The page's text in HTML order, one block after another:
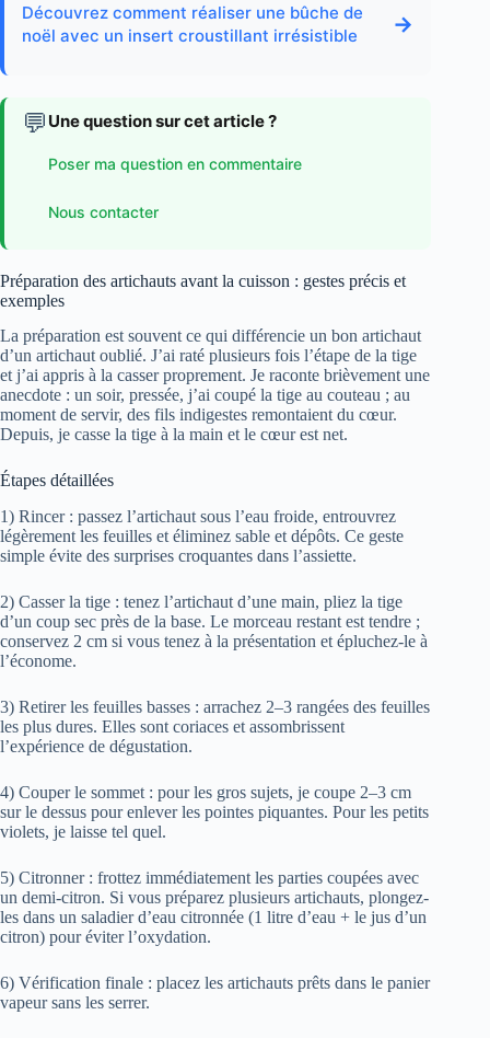
Découvrez comment réaliser une bûche de
noël avec un insert croustillant irrésistible
→
💬 Une question sur cet article ?
Poser ma question en commentaire
Nous contacter
Préparation des artichauts avant la cuisson : gestes précis et
exemples
La préparation est souvent ce qui différencie un bon artichaut
d’un artichaut oublié. J’ai raté plusieurs fois l’étape de la tige
et j’ai appris à la casser proprement. Je raconte brièvement une
anecdote : un soir, pressée, j’ai coupé la tige au couteau ; au
moment de servir, des fils indigestes remontaient du cœur.
Depuis, je casse la tige à la main et le cœur est net.
Étapes détaillées
1) Rincer : passez l’artichaut sous l’eau froide, entrouvrez
légèrement les feuilles et éliminez sable et dépôts. Ce geste
simple évite des surprises croquantes dans l’assiette.
2) Casser la tige : tenez l’artichaut d’une main, pliez la tige
d’un coup sec près de la base. Le morceau restant est tendre ;
conservez 2 cm si vous tenez à la présentation et épluchez-le à
l’économe.
3) Retirer les feuilles basses : arrachez 2–3 rangées des feuilles
les plus dures. Elles sont coriaces et assombrissent
l’expérience de dégustation.
4) Couper le sommet : pour les gros sujets, je coupe 2–3 cm
sur le dessus pour enlever les pointes piquantes. Pour les petits
violets, je laisse tel quel.
5) Citronner : frottez immédiatement les parties coupées avec
un demi-citron. Si vous préparez plusieurs artichauts, plongez-
les dans un saladier d’eau citronnée (1 litre d’eau + le jus d’un
citron) pour éviter l’oxydation.
6) Vérification finale : placez les artichauts prêts dans le panier
vapeur sans les serrer.